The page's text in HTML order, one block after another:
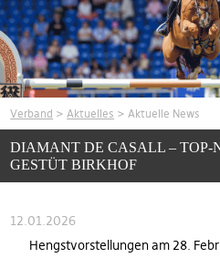
Verband >Aktuelles > Aktuelle News
DIAMANT DE CASALL – TOP-
GESTÜT BIRKHOF
12.01.2026
Hengstvorstellungen am 28.